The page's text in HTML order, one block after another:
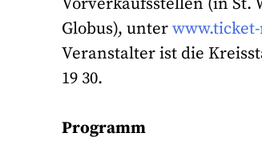
Globus), unter
Veranstalter ist die
19 30.
Programm